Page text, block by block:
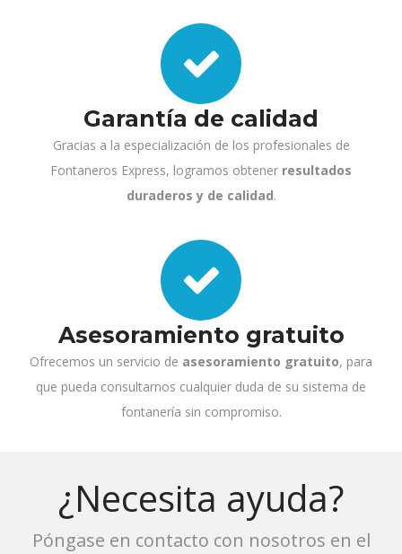
Garantía de calidad
Gracias a la especialización de los profesionales de
Fontaneros Express, logramos obtener resultados
duraderos y de calidad.
Asesoramiento gratuito
Ofrecemos un servicio de asesoramiento gratuito, para
que pueda consultarnos cualquier duda de su sistema de
fontanería sin compromiso.
¿Necesita ayuda?
Póngase en contacto con nosotros en el